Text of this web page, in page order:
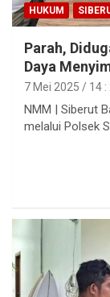
HUKUM
Parah,
Daya
7 Mei 2025 / 14 :
NMM | Siberut
melalui Polsek